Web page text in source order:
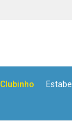
Clubinho